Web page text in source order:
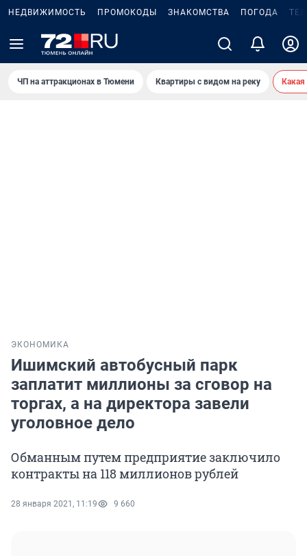
НЕДВИЖИМОСТЬ ПРОМОКОДЫ ЗНАКОМСТВА ПОГОДА
ЧП на аттракционах в Тюмени Квартиры с видом на реку
ЭКОНОМИКА
Ишимский автобусный парк
заплатит миллионы за сговор на
торгах, а на директора завели
уголовное дело
Обманным путем предприятие заключило
контракты на 118 миллионов рублей
28 января 2021, 11:19 9 660